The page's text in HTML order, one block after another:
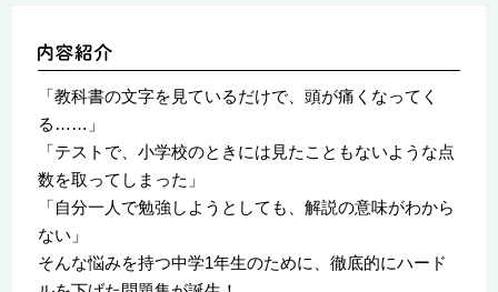
「教科書の文字を見ているだけで、頭が痛くなってく
る……」
「テストで、小学校のときには見たこともないような点
数を取ってしまった」
「自分一人で勉強しようとしても、解説の意味がわから
ない」
そんな悩みを持つ中学1年生のために、徹底的にハード